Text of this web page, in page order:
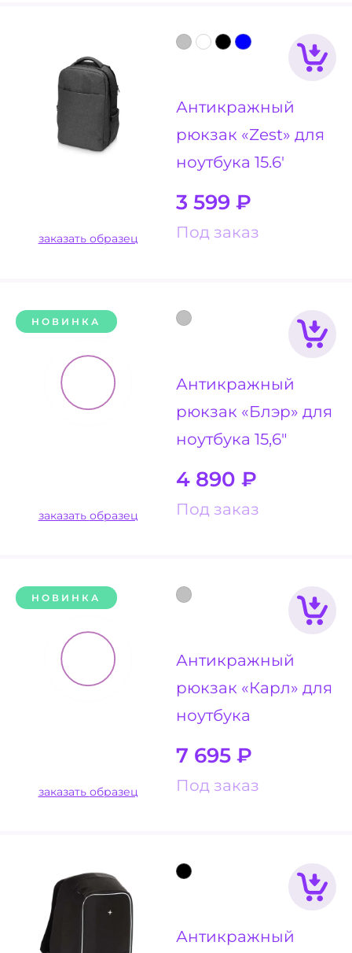
Антикражный
рюкзак «Zest» для
ноутбука 15.6'
3 599 ₽
Под заказ
заказать образец
НОВИНКА
Антикражный
рюкзак «Блэр» для
ноутбука 15,6"
4 890 ₽
Под заказ
заказать образец
НОВИНКА
Антикражный
рюкзак «Карл» для
ноутбука
7 695 ₽
Под заказ
заказать образец
Антикражный